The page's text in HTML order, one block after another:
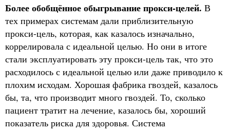
Более обобщённое обыгрывание прокси-целей. В
тех примерах системам дали приблизительную
прокси-цель, которая, как казалось изначально,
коррелировала с идеальной целью. Но они в итоге
стали эксплуатировать эту прокси-цель так, что это
расходилось с идеальной целью или даже приводило к
плохим исходам. Хорошая фабрика гвоздей, казалось
бы, та, что производит много гвоздей. То, сколько
пациент тратит на лечение, казалось бы, хороший
показатель риска для здоровья. Система